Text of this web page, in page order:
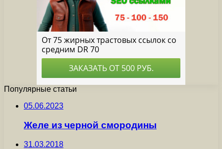
Популярные статьи
05.06.2023
Желе из черной смородины
31.03.2018